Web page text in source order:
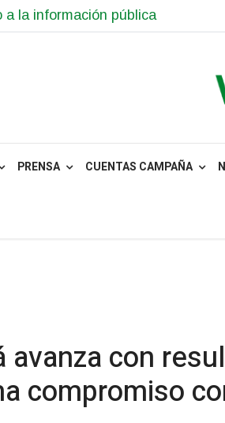
a la información pública
PRENSA CUENTAS CAMPAÑA
avanza con
compromiso